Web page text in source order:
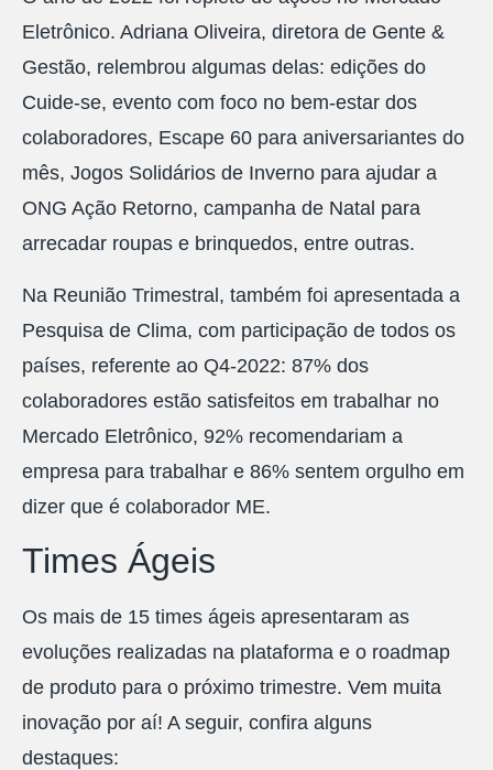
Eletrônico. Adriana Oliveira, diretora de Gente &
Gestão, relembrou algumas delas: edições do
Cuide-se, evento com foco no bem-estar dos
colaboradores, Escape 60 para aniversariantes do
mês, Jogos Solidários de Inverno para ajudar a
ONG Ação Retorno, campanha de Natal para
arrecadar roupas e brinquedos, entre outras.
Na Reunião Trimestral, também foi apresentada a
Pesquisa de Clima, com participação de todos os
países, referente ao Q4-2022: 87% dos
colaboradores estão satisfeitos em trabalhar no
Mercado Eletrônico, 92% recomendariam a
empresa para trabalhar e 86% sentem orgulho em
dizer que é colaborador ME.
Times Ágeis
Os mais de 15 times ágeis apresentaram as
evoluções realizadas na plataforma e o roadmap
de produto para o próximo trimestre. Vem muita
inovação por aí! A seguir, confira alguns
destaques: